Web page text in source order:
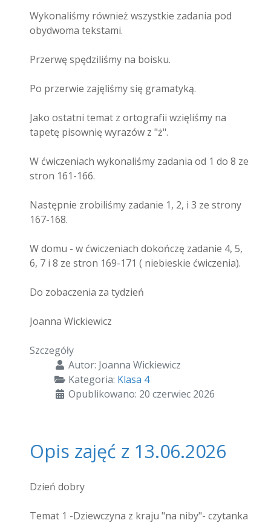
Wykonaliśmy również wszystkie zadania pod
obydwoma tekstami.
Przerwę spędziliśmy na boisku.
Po przerwie zajęliśmy się gramatyką.
Jako ostatni temat z ortografii wzięliśmy na
tapetę pisownię wyrazów z "ż".
W ćwiczeniach wykonaliśmy zadania od 1 do 8 ze
stron 161-166.
Następnie zrobiliśmy zadanie 1, 2, i 3 ze strony
167-168.
W domu - w ćwiczeniach dokończę zadanie 4, 5,
6, 7 i 8 ze stron 169-171 ( niebieskie ćwiczenia).
Do zobaczenia za tydzień
Joanna Wickiewicz
Szczegóły
Autor: Joanna Wickiewicz
Kategoria: Klasa 4
Opublikowano: 20 czerwiec 2026
Opis zajęć z 13.06.2026
Dzień dobry
Temat 1 -Dziewczyna z kraju "na niby"- czytanka